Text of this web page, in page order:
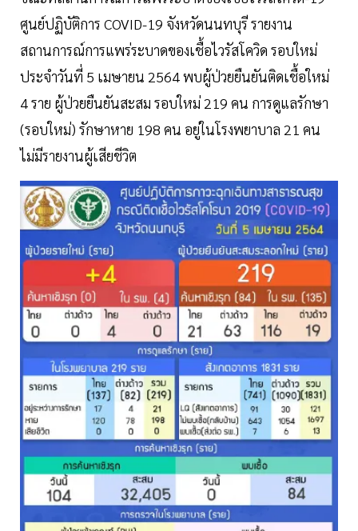
ศูนย์ปฏิบัติการ COVID-19 จังหวัดนนทบุรี รายงาน
สถานการณ์การแพร่ระบาดของเชื้อไวรัสโควิด รอบใหม่
ประจำวันที่ 5 เมษายน 2564 พบผู้ป่วยยืนยันติดเชื้อใหม่
4 ราย ผู้ป่วยยืนยันสะสม รอบใหม่ 219 คน การดูแลรักษา
(รอบใหม่) รักษาหาย 198 คน อยู่ในโรงพยาบาล 21 คน
ไม่มีรายงานผู้เสียชีวิต